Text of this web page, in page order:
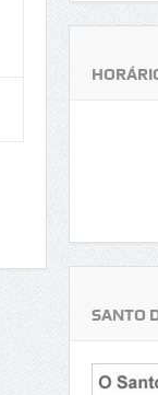
SANTO